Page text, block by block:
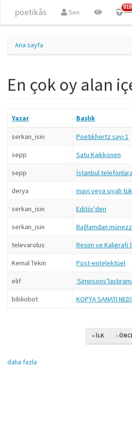
pöetikâs Sen
918
Ana sayfa
En çok oy alan
Yazar Başlık
serkan_isin Poetikhertz sayı 1
sepp Satu Kaikkonen
sepp İstanbul telefonlara
derya mavi veya siyah
serkan_isin Editör'den
serkan_isin Bağlamdan
televarolus Resim ve Kaligrafi
Kemal Tekin Post-entelektüel
elif
bibliobot KOPYA SANATI
« ILK ‹
daha fazla